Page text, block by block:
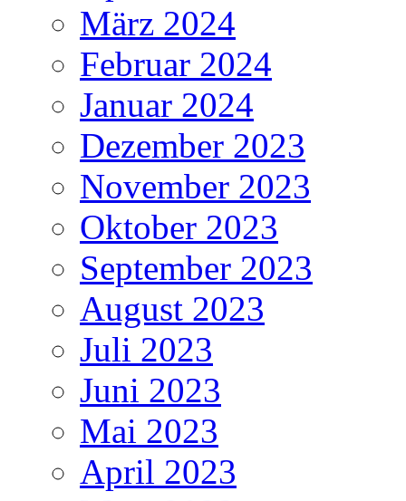
März 2024
Februar 2024
Januar 2024
Dezember 2023
November 2023
Oktober 2023
September 2023
August 2023
Juli 2023
Juni 2023
Mai 2023
April 2023